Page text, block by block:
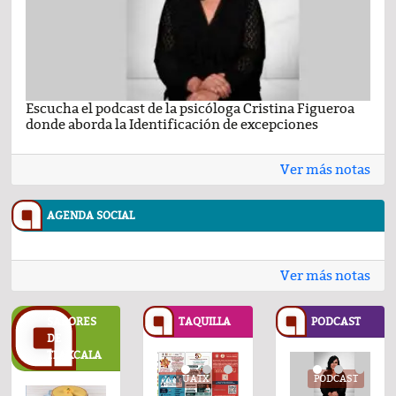
Escucha el podcast de la psicóloga Cristina Figueroa
donde aborda la Identificación de excepciones
Ver más notas
AGENDA SOCIAL
Ver más notas
SABORES
DE
TLAXCALA
TAQUILLA
UATX UATX
PODCAST
PODCAST PODCAST PODCAST